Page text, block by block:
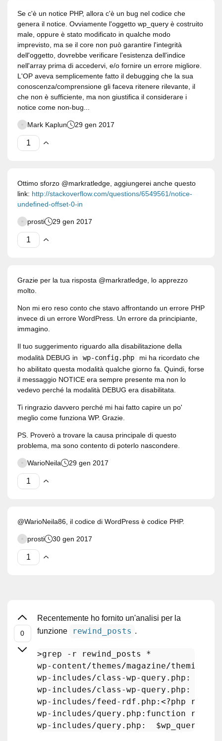
Se c'è un notice PHP, allora c'è un bug nel codice che
genera il notice. Ovviamente l'oggetto wp_query è costruito
male, oppure è stato modificato in qualche modo
imprevisto, ma se il core non può garantire l'integrità
dell'oggetto, dovrebbe verificare l'esistenza dell'indice
nell'array prima di accedervi, e/o fornire un errore migliore.
L'OP aveva semplicemente fatto il debugging che la sua
conoscenza/comprensione gli faceva ritenere rilevante, il
che non è sufficiente, ma non giustifica il considerare i
notice come non-bug...
Mark Kaplun 29 gen 2017
Ottimo sforzo @markratledge, aggiungerei anche questo
link: http://stackoverflow.com/questions/6549561/notice-
undefined-offset-0-in
prosti 29 gen 2017
Grazie per la tua risposta @markratledge, lo apprezzo
molto.
Non mi ero reso conto che stavo affrontando un errore PHP
invece di un errore WordPress. Un errore da principiante,
immagino.
Il tuo suggerimento riguardo alla disabilitazione della
modalità DEBUG in
wp-config.php
mi ha ricordato che
ho abilitato questa modalità qualche giorno fa. Quindi, forse
il messaggio NOTICE era sempre presente ma non lo
vedevo perché la modalità DEBUG era disabilitata.
Ti ringrazio davvero perché mi hai fatto capire un po'
meglio come funziona WP. Grazie.
PS. Proverò a trovare la causa principale di questo
problema, ma sono contento di poterlo nascondere.
WarioNeila 29 gen 2017
@WarioNeila86, il codice di WordPress è codice PHP.
prosti 30 gen 2017
Recentemente ho fornito un'analisi per la
funzione
rewind_posts .
>grep -r rewind_posts *
wp- content /themes/magazine/themify/
wp-includes/class-wp-query .php :
wp-includes/class-wp-query .php :
wp-includes/feed-rdf .php :<?php
wp-includes/query .php :function
wp-includes/query .php :  $wp_query->